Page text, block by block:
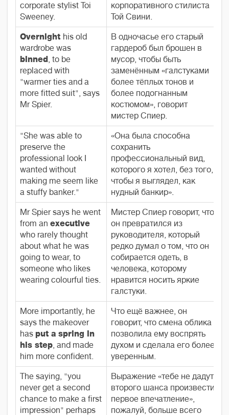
corporate stylist Toi
Sweeney.
корпоративного стилиста
Той Свини.
Overnight his old
wardrobe was
binned , to be
replaced with
"warmer ties and a
more fitted suit", says
Mr Spier.
В одночасье его старый
гардероб был брошен в
мусор, чтобы быть
заменённым «галстуками
более тёплых тонов и
более подогнанным
костюмом», говорит
мистер Спиер.
"She was able to
preserve the
professional look I
wanted without
making me seem like
a stuffy banker."
«Она была способна
сохранить
профессиональный вид,
которого я хотел, без того,
чтобы я выглядел, как
нудный банкир».
Mr Spier says he went
from an executive
who rarely thought
about what he was
going to wear, to
someone who likes
wearing colourful ties.
Мистер Спиер говорит, что
он превратился из
руководителя, который
редко думал о том, что он
собирается одеть, в
человека, которому
нравится носить яркие
галстуки.
More importantly, he
says the makeover
has put a spring in
his step, and made
him more confident.
Что ещё важнее, он
говорит, что смена облика
позволила ему воспрять
духом и сделала его более
уверенным.
The saying, "you
never get a second
chance to make a first
impression" perhaps
Выражение «тебе не дадут
второго шанса произвести
первое впечатление»,
пожалуй, больше всего